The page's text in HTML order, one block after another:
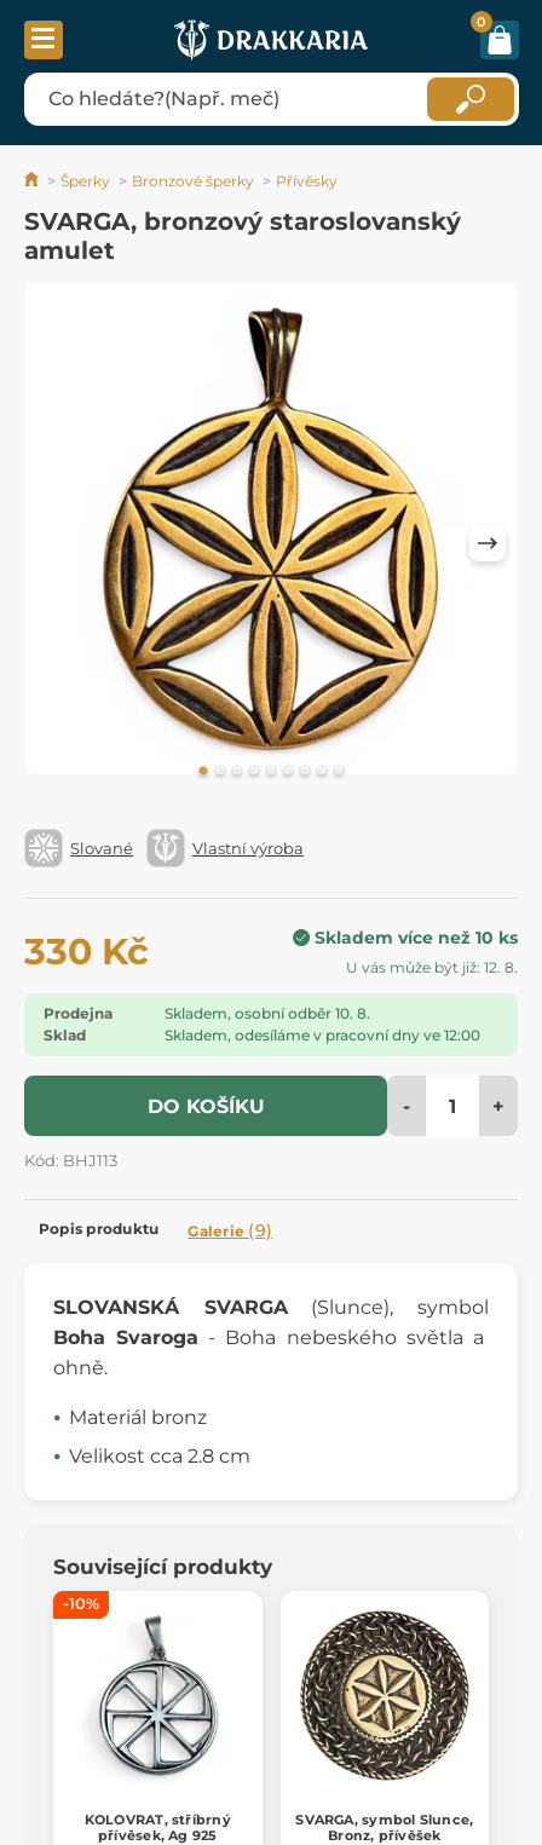
0
Šperky Bronzové šperky Přívěsky
SVARGA, bronzový staroslovanský
amulet
Slované Vlastní výroba
330 Kč Skladem více než 10 ks
U vás může být již: 12. 8.
Prodejna
Skladem, osobní odběr 10. 8.
Sklad
Skladem, odesíláme v pracovní dny ve 12:00
DO KOŠÍKU - +
Kód: BHJ113
Popis produktu Galerie (9)
SLOVANSKÁ SVARGA(Slunce), symbol
Boha Svaroga - Boha nebeského světla a
ohně.
Materiál bronz
Velikost cca 2.8 cm
Související produkty
-10%
KOLOVRAT, stříbrný
přívěsek, Ag 925
SVARGA, symbol Slunce,
Bronz, přívěšek